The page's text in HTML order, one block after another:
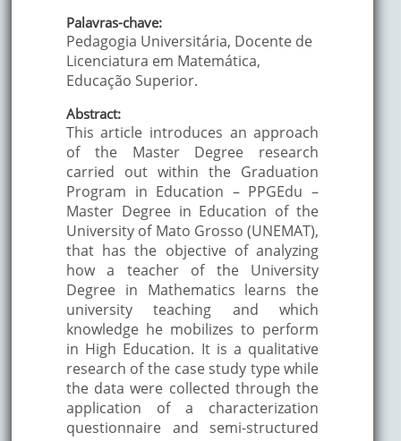
Palavras-chave:
Pedagogia Universitária, Docente de
Licenciatura em Matemática,
Educação Superior.
Abstract:
This article introduces an approach
of the Master Degree research
carried out within the Graduation
Program in Education – PPGEdu –
Master Degree in Education of the
University of Mato Grosso (UNEMAT),
that has the objective of analyzing
how a teacher of the University
Degree in Mathematics learns the
university teaching and which
knowledge he mobilizes to perform
in High Education. It is a qualitative
research of the case study type while
the data were collected through the
application of a characterization
questionnaire and semi-structured